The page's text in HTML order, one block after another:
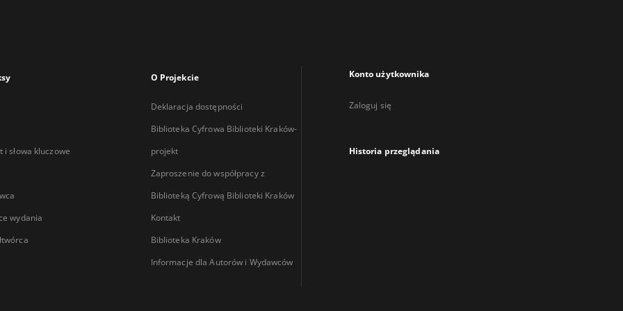
i słowa kluczowe
wydania
O Projekcie
Deklaracja dostępności
Biblioteka Cyfrowa Biblioteki Kraków-
projekt
Zaproszenie do współpracy z
Biblioteką Cyfrową Biblioteki Kraków
Kontakt
Biblioteka Kraków
Informacje dla Autorów i Wydawców
Konto użytkownika
Zaloguj się
Historia przeglądania